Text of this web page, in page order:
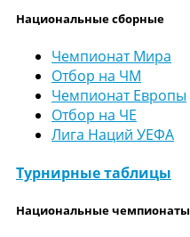
Национальные сборные
Чемпионат Мира
Отбор на ЧМ
Чемпионат Европы
Отбор на ЧЕ
Лига Наций УЕФА
Турнирные таблицы
Национальные чемпионаты